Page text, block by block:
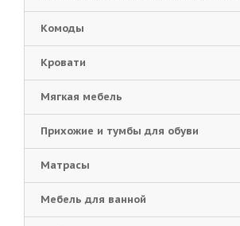
Комоды
Кровати
Мягкая мебель
Прихожие и тумбы для обуви
Матрасы
Мебель для ванной